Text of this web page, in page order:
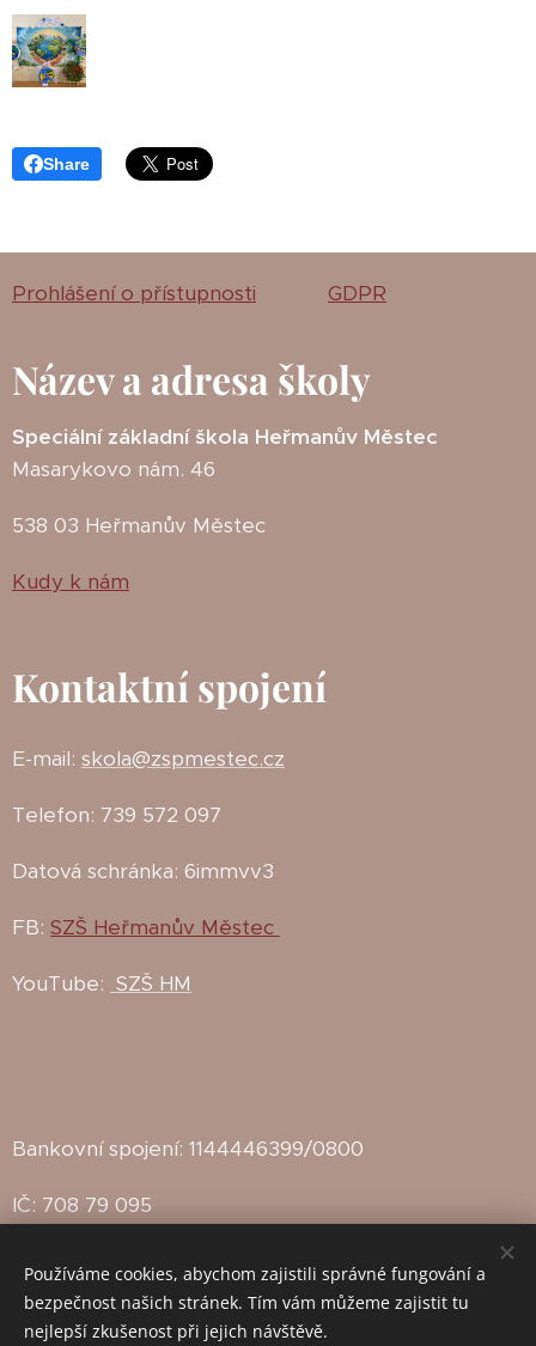
Share
Prohlášení o přístupnosti GDPR
Název a adresa školy
Speciální základní škola Heřmanův Městec
Masarykovo nám. 46
538 03 Heřmanův Městec
Kudy k nám
Kontaktní spojení
E-mail: skola@zspmestec.cz
Telefon: 739 572 097
Datová schránka: 6immvv3
FB: SZŠ Heřmanův Městec
YouTube: SZŠ HM
Bankovní spojení: 1144446399/0800
IČ: 708 79 095
IZO: 102142815
Zřizovatel: Město Heřmanův Městec
Používáme cookies, abychom zajistili správné fungování a
bezpečnost našich stránek. Tím vám můžeme zajistit tu
nejlepší zkušenost při jejich návštěvě.